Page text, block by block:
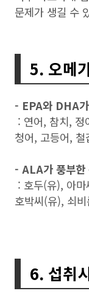
문제가 생길 수
5. 오메
- EPA와 DHA
: 연어, 참치, 정
청어, 고등어,
- ALA가 풍부한
: 호두(유), 아
호박씨(유), 쇠
6. 섭취